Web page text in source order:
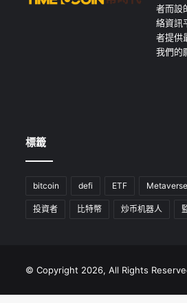
者而設
絡資訊
者提供
我們的
標籤
bitcoin defi ETF Metaverse
投資者 比特幣 炒币机器人
© Copyright 2026, All Rights